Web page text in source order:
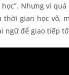
Nhưng vì
thời gian học võ,
ngữ để giao tiếp